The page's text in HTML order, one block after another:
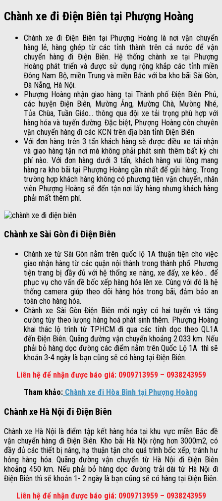
Chành xe đi Điện Biên tại Phượng Hoàng
Chành xe đi Điện Biên tại Phượng Hoàng là nơi vận chuyển
hàng lẻ, hàng ghép từ các tỉnh thành trên cả nước để vận
chuyển hàng đi Điện Biên. Hệ thống chành xe tại Phượng
Hoàng phát triển và được sử dụng rộng khắp các tỉnh miền
Đông Nam Bộ, miền Trung và miền Bắc với ba kho bãi Sài Gòn,
Đà Nẵng, Hà Nội.
Phượng Hoàng nhận giao hàng tại Thành phố Điện Biên Phủ,
các huyện Điện Biên, Mường Ảng, Mường Chà, Mường Nhé,
Tủa Chùa, Tuần Giáo… thông qua đội xe tải trọng phù hợp với
hàng hóa và tuyến đường. Đặc biệt, Phượng Hoàng còn chuyên
vận chuyển hàng đi các KCN trên địa bàn tỉnh Điện Biên
Với đơn hàng trên 3 tấn khách hàng sẽ được điều xe tải nhận
và giao hàng tận nơi mà không phải phát sinh thêm bất kỳ chi
phí nào. Với đơn hàng dưới 3 tấn, khách hàng vui lòng mang
hàng ra kho bãi tại Phượng Hoàng gần nhất để gửi hàng. Trong
trường hợp khách hàng không có phương tiện vận chuyển, nhân
viên Phượng Hoàng sẽ đến tận nơi lấy hàng nhưng khách hàng
phải mất thêm phí.
Chành xe Sài Gòn đi Điện Biên
Chành xe từ Sài Gòn nằm trên quốc lộ 1A thuận tiện cho việc
giao nhận hàng từ các quận nội thành trong thành phố. Phương
tiện trang bị đầy đủ với hệ thống xe nâng, xe đẩy, xe kéo… để
phục vụ cho vấn đề bốc xếp hàng hóa lên xe. Cùng với đó là hệ
thống camera giúp theo dõi hàng hóa trong bãi, đảm bảo an
toàn cho hàng hóa.
Chành xe Sài Gòn Điện Biên mỗi ngày có hai tuyến và tăng
cường tùy theo lượng hàng hoá phát sinh thêm. Phượng Hoàng
khai thác lộ trình từ TPHCM đi qua các tỉnh dọc theo QL1A
đến Điện Biên. Quãng đường vận chuyển khoảng 2.033 km. Nếu
phải bỏ hàng dọc đường các điểm nằm trên Quốc Lộ 1A thì sẽ
khoản 3-4 ngày là bạn cũng sẽ có hàng tại Điện Biên.
Liên hệ để nhận được báo giá: 0909713959 – 0938243959
Tham khảo: Chành xe đi Hòa Bình tại Phượng Hoàng
Chành xe Hà Nội đi Điện Biên
Chành xe Hà Nội là điểm tập kết hàng hóa tại khu vực miền Bắc đề
vận chuyển hàng đi Điện Biên. Kho bãi Hà Nội rộng hơn 3000m2, có
đầy đủ các thiết bị nâng, hạ thuận tận cho quá trình bốc xếp, tránh hư
hỏng hàng hóa. Quãng đường vận chuyển từ Hà Nội đi Điện Biên
khoảng 450 km. Nếu phải bỏ hàng dọc đường trải dài từ Hà Nội đi
Điện Biên thì sẽ khoản 1- 2 ngày là bạn cũng sẽ có hàng tại Điện Biên.
Liên hệ để nhận được báo giá: 0909713959 – 0938243959